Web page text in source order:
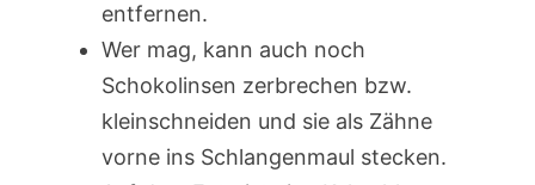
entfernen.
Wer mag, kann auch noch
Schokolinsen zerbrechen bzw.
kleinschneiden und sie als Zähne
vorne ins Schlangenmaul stecken.